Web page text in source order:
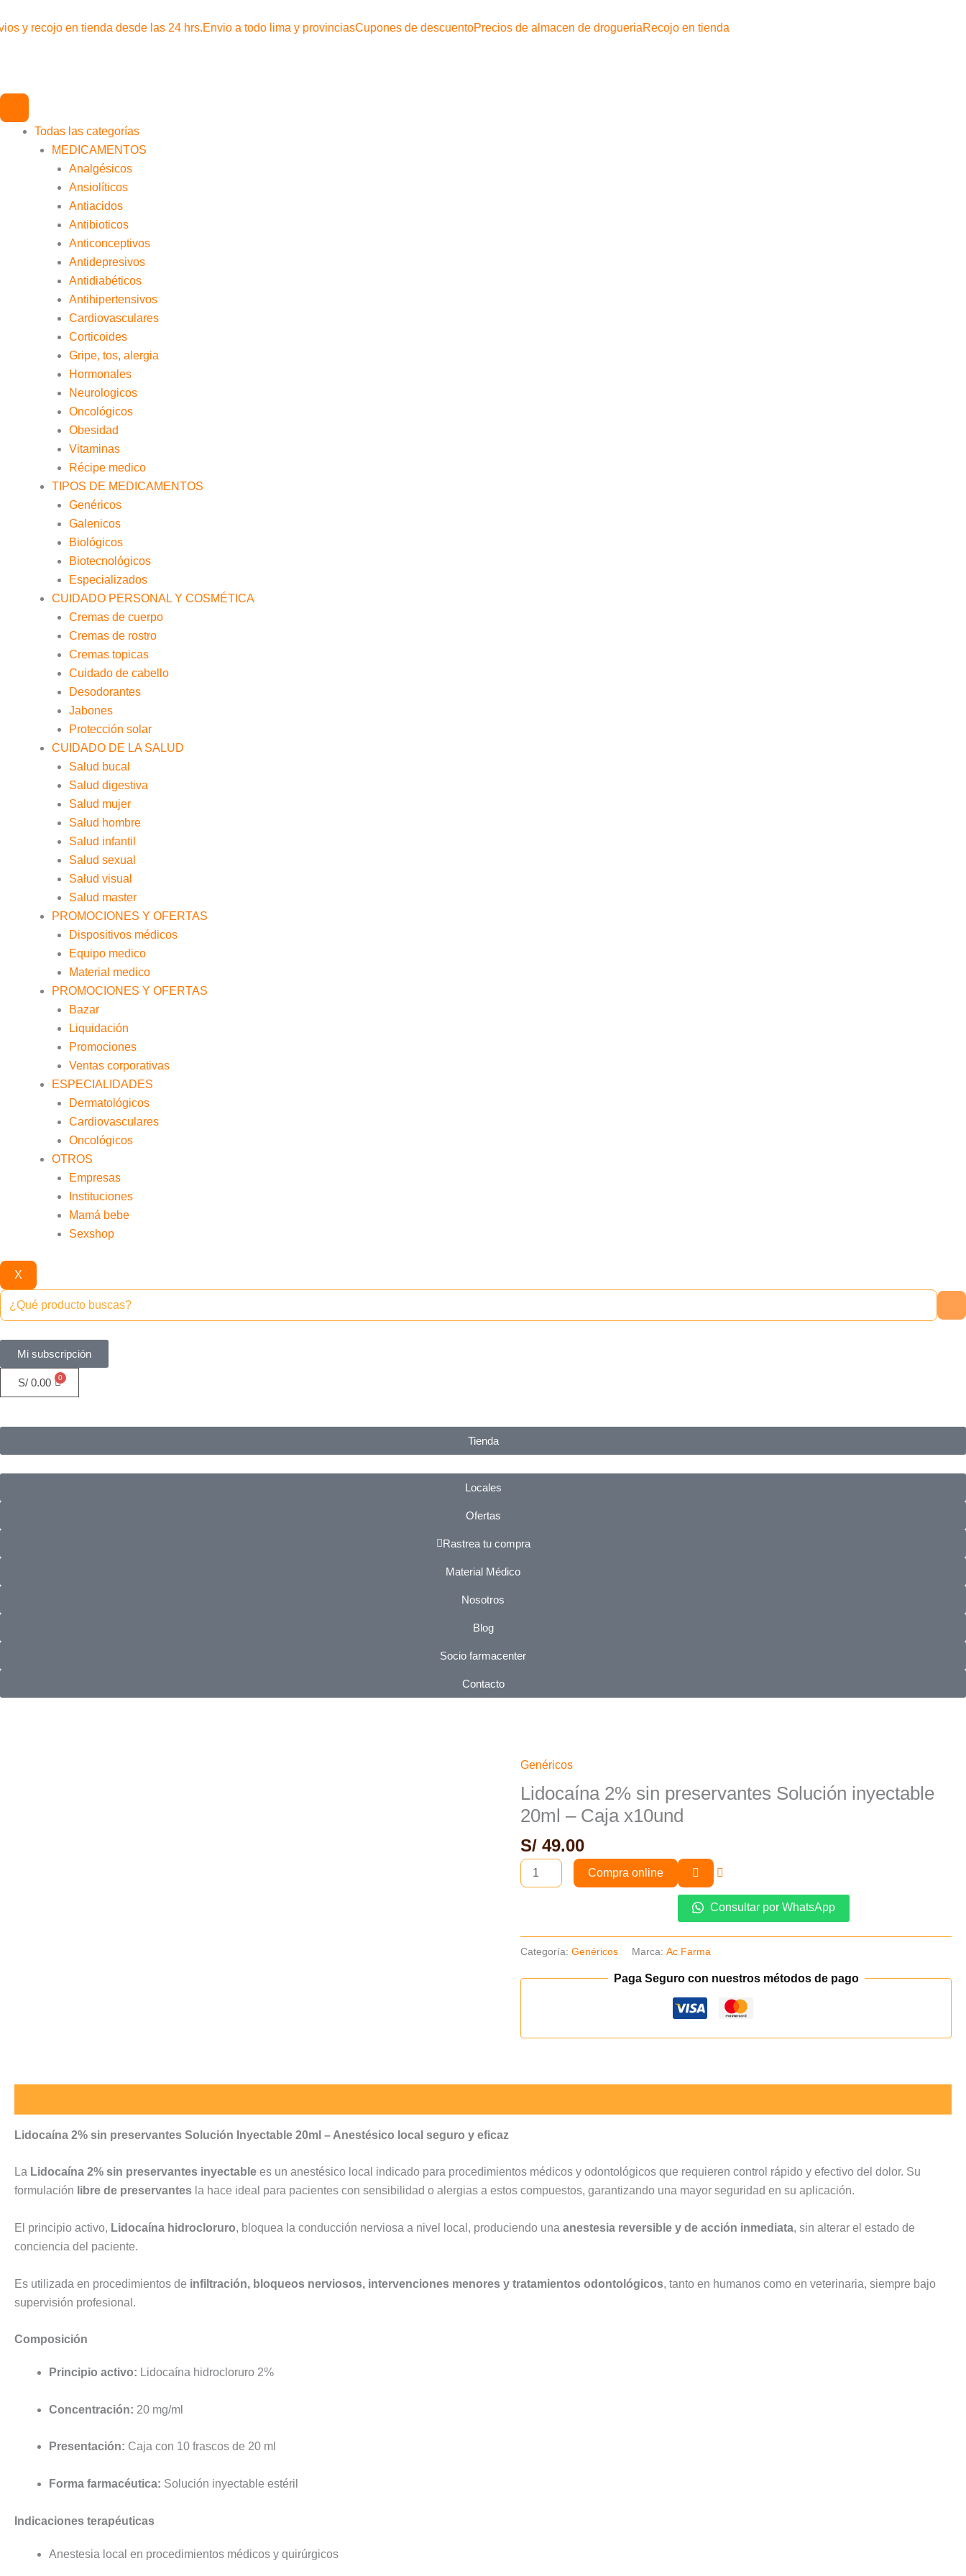
al
y recojo en tienda desde las 24 hrs.Envio a todo lima y provinciasCupones de descuentoPrecios de almacen de drogueriaRecojo en tienda
Todas las categorías
MEDICAMENTOS
Analgésicos
Ansiolíticos
Antiacidos
Antibioticos
Anticonceptivos
Antidepresivos
Antidiabéticos
Antihipertensivos
Cardiovasculares
Corticoides
Gripe, tos, alergia
Hormonales
Neurologicos
Oncológicos
Obesidad
Vitaminas
Récipe medico
TIPOS DE MEDICAMENTOS
Genéricos
Galenicos
Biológicos
Biotecnológicos
Especializados
CUIDADO PERSONAL Y COSMÉTICA
Cremas de cuerpo
Cremas de rostro
Cremas topicas
Cuidado de cabello
Desodorantes
Jabones
Protección solar
CUIDADO DE LA SALUD
Salud bucal
Salud digestiva
Salud mujer
Salud hombre
Salud infantil
Salud sexual
Salud visual
Salud master
PROMOCIONES Y OFERTAS
Dispositivos médicos
Equipo medico
Material medico
PROMOCIONES Y OFERTAS
Bazar
Liquidación
Promociones
Ventas corporativas
ESPECIALIDADES
Dermatológicos
Cardiovasculares
Oncológicos
OTROS
Empresas
Instituciones
Mamá bebe
Sexshop
X
Mi subscripción
S/ 0.00
Tienda
Locales
Ofertas
Rastrea tu compra
Material Médico
Nosotros
Blog
Socio farmacenter
Contacto
Genéricos
Lidocaína 2% sin preservantes Solución inyectable
20ml – Caja x10und
S/ 49.00
Lidocaína
2%
preservantes
Solución
inyectable
20ml
x10und
cantidad
Compra online
Consultar por WhatsApp
Categoría:Genéricos Marca:Ac Farma
Paga Seguro con nuestros métodos de pago
Lidocaína 2% sin preservantes Solución Inyectable 20ml – Anestésico local seguro y eficaz
La Lidocaína 2% sin preservantes inyectable es un anestésico local indicado para procedimientos médicos y odontológicos que requieren control rápido y efectivo del dolor. Su
formulación libre de preservantes la hace ideal para pacientes con sensibilidad o alergias a estos compuestos, garantizando una mayor seguridad en su aplicación.
El principio activo, Lidocaína hidrocloruro, bloquea la conducción nerviosa a nivel local, produciendo una anestesia reversible y de acción inmediata, sin alterar el estado de
conciencia del paciente.
Es utilizada en procedimientos de infiltración, bloqueos nerviosos, intervenciones menores y tratamientos odontológicos, tanto en humanos como en veterinaria, siempre bajo
supervisión profesional.
Composición
Principio activo: Lidocaína hidrocloruro 2%
Concentración: 20 mg/ml
Presentación: Caja con 10 frascos de 20 ml
Forma farmacéutica: Solución inyectable estéril
Indicaciones terapéuticas
Anestesia local en procedimientos médicos y quirúrgicos
20ml